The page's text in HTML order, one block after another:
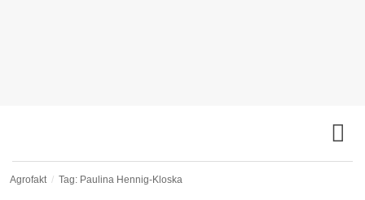
Agrofakt Tag: Paulina Hennig-Kloska